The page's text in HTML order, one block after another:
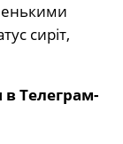
сиріт,
Телеграм-